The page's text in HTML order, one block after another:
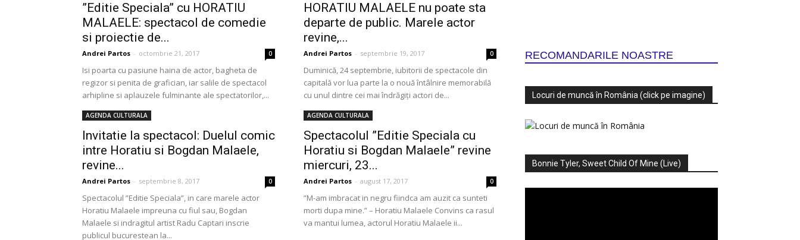
”Editie Speciala” cu HORATIU
MALAELE: spectacol de comedie
si proiectie de...
Andrei Partos - octombrie 21, 2017 0
Isi poarta cu pasiune haina de actor, bagheta de
regizor si penita de grafician, iar salile de spectacol
arhipline si aplauzele fulminante ale spectatorilor,...
HORATIU MALAELE nu poate sta
departe de public. Marele actor
revine,...
Andrei Partos - septembrie 19, 2017 0
Duminică, 24 septembrie, iubitorii de spectacole din
capitală vor lua parte la o nouă întâlnire memorabilă
cu unul dintre cei mai îndrăgiți actori de...
AGENDA CULTURALA
Invitatie la spectacol: Duelul comic
intre Horatiu si Bogdan Malaele,
revine...
Andrei Partos - septembrie 8, 2017 0
Spectacolul ”Editie Speciala”, in care marele actor
Horatiu Malaele impreuna cu fiul sau, Bogdan
Malaele si indragitul artist Radu Captari inscrie
publicul bucurestean la...
AGENDA CULTURALA
Spectacolul ”Editie Speciala cu
Horatiu si Bogdan Malaele” revine
miercuri, 23...
Andrei Partos - august 17, 2017 0
”M-am imbracat in negru fiindca am auzit ca sunteti
morti dupa mine.” – Horatiu Malaele Convins ca rasul
va mantui lumea, actorul Horatiu Malaele ii...
RECOMANDARILE NOASTRE
Locuri de muncă în România (click pe imagine)
Bonnie Tyler, Sweet Child Of Mine (Live)